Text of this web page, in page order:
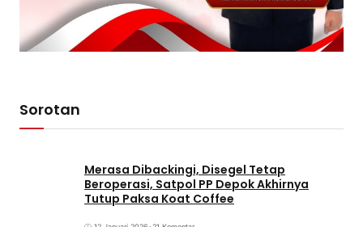
Sorotan
Merasa Dibackingi, Disegel Tetap
Beroperasi, Satpol PP Depok Akhirnya
Tutup Paksa Koat Coffee